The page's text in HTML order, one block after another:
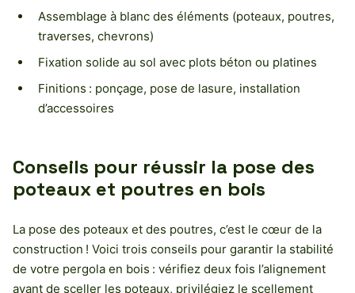
Assemblage à blanc des éléments (poteaux, poutres,
traverses, chevrons)
Fixation solide au sol avec plots béton ou platines
Finitions : ponçage, pose de lasure, installation
d’accessoires
Conseils pour réussir la pose des
poteaux et poutres en bois
La pose des poteaux et des poutres, c’est le cœur de la
construction ! Voici trois conseils pour garantir la stabilité
de votre pergola en bois : vérifiez deux fois l’alignement
avant de sceller les poteaux, privilégiez le scellement